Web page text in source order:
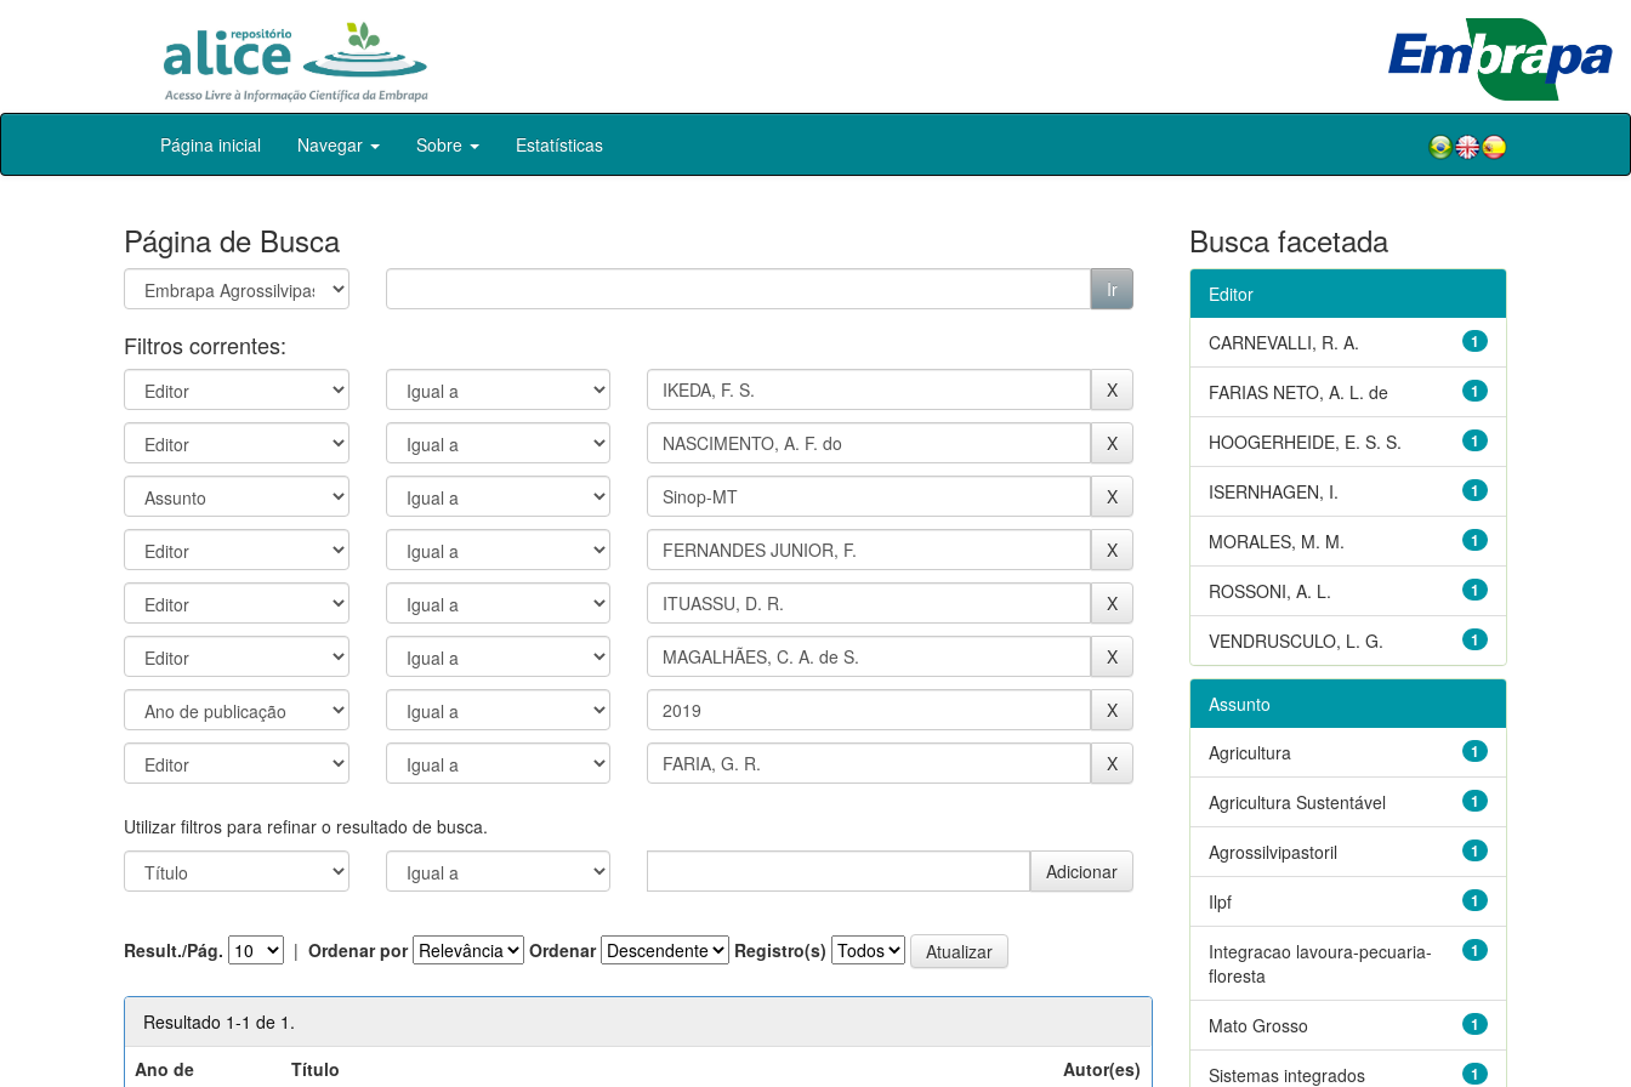
Skip
Página inicial Navegar Sobre Estatísticas
Página de Busca
Filtros correntes:
Utilizar filtros para refinar o resultado de busca.
Result./Pág. | Ordenar por Ordenar Registro(s)
Resultado 1-1 de 1.
Ano de
Título Autor(es)
Busca facetada
Editor
1
CARNEVALLI, R. A.
1
FARIAS NETO, A. L. de
1
HOOGERHEIDE, E. S. S.
1
ISERNHAGEN, I.
1
MORALES, M. M.
1
ROSSONI, A. L.
1
VENDRUSCULO, L. G.
Assunto
1
Agricultura
1
Agricultura Sustentável
1
Agrossilvipastoril
1
Ilpf
1
Integracao lavoura-pecuaria-
floresta
1
Mato Grosso
1
Sistemas integrados